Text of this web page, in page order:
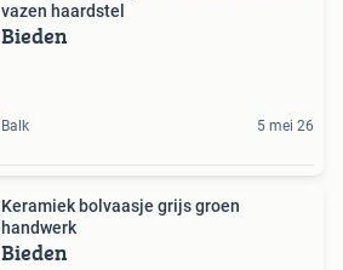
vazen haardstel
Bieden
Balk 5 mei 26
Keramiek bolvaasje grijs groen
handwerk
Bieden